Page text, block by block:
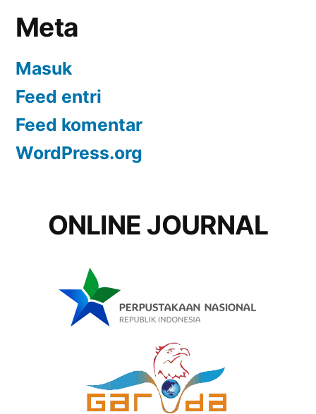
Meta
Masuk
Feed entri
Feed komentar
WordPress.org
ONLINE JOURNAL